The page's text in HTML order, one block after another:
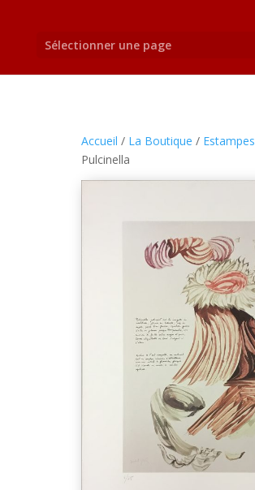
Sélectionner une page
Accueil / La Boutique / Estampes
Pulcinella